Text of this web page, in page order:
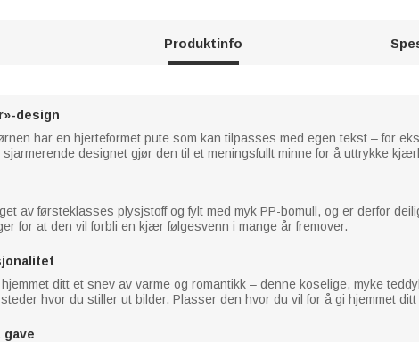
Produktinfo
design
har en hjerteformet pute som kan tilpasses med egen tekst – for
sjarmerende designet gjør den til et meningsfullt minne for å uttrykke
av førsteklasses plysjstoff og fylt med myk PP-bomull, og er derfor
for at den vil forbli en kjær følgesvenn i mange år fremover.
ditt et snev av varme og romantikk – denne koselige, myke
hvor du stiller ut bilder. Plasser den hvor du vil for å gi hjemmet
gave